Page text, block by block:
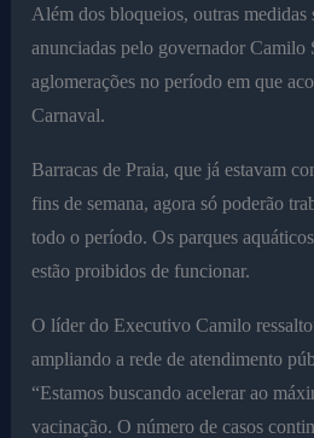
Além dos bloqueios, outras medidas
anunciadas pelo governador Camilo
aglomerações no período em que
Carnaval.
Barracas de Praia, que já estavam
fins de semana, agora só poderão
todo o período. Os parques
estão proibidos de funcionar.
O líder do Executivo Camilo
ampliando a rede de atendimento
“Estamos buscando acelerar ao
vacinação. O número de casos